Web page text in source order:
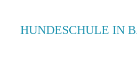
HUNDESCHULE IN